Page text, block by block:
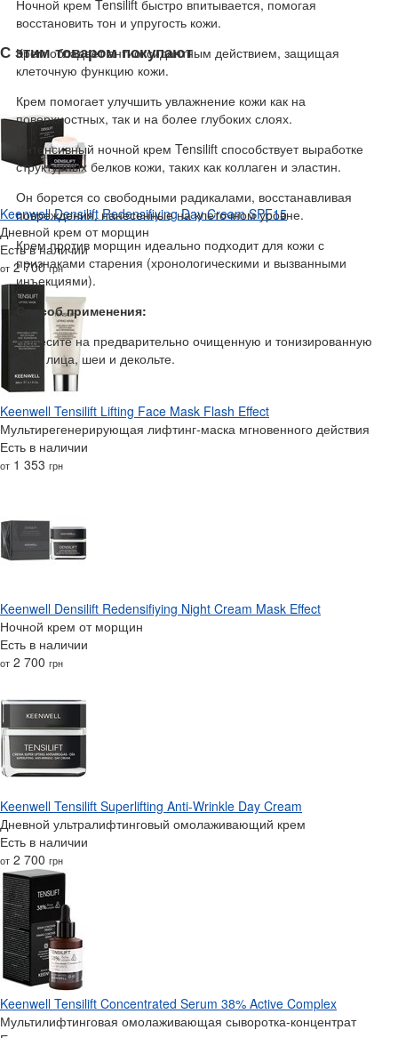
Ночной крем Tensilift быстро впитывается, помогая
восстановить тон и упругость кожи.
Крем обладает антиоксидантным действием, защищая
клеточную функцию кожи.
Крем помогает улучшить увлажнение кожи как на
поверхностных, так и на более глубоких слоях.
Интенсивный ночной крем Tensilift способствует выработке
структурных белков кожи, таких как коллаген и эластин.
Он борется со свободными радикалами, восстанавливая
повреждения, нанесенные на клеточном уровне.
Крем против морщин идеально подходит для кожи с
признаками старения (хронологическими и вызванными
инъекциями).
Способ применения:
Нанесите на предварительно очищенную и тонизированную
кожу лица, шеи и декольте.
С этим товаром покупают
Keenwell Densilift Redensifiying Day Cream SPF15
Дневной крем от морщин
Есть в наличии
от 2 700грн
Keenwell Tensilift Lifting Face Mask Flash Effect
Мультирегенерирующая лифтинг-маска мгновенного действия
Есть в наличии
от 1 353 грн
Keenwell Densilift Redensifiying Night Cream Mask Effect
Ночной крем от морщин
Есть в наличии
от 2 700 грн
Keenwell Tensilift Superlifting Anti-Wrinkle Day Cream
Дневной ультралифтинговый омолаживающий крем
Есть в наличии
от 2 700 грн
Keenwell Tensilift Concentrated Serum 38% Active Complex
Мультилифтинговая омолаживающая сыворотка-концентрат